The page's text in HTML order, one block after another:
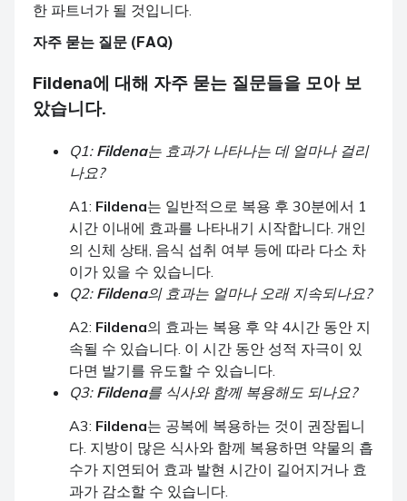
한 파트너가 될 것입니다.
자주 묻는 질문 (FAQ)
Fildena에 대해 자주 묻는 질문들을 모아 보
았습니다.
Q1: Fildena는 효과가 나타나는 데 얼마나 걸리
나요?
A1: Fildena는 일반적으로 복용 후 30분에서 1
시간 이내에 효과를 나타내기 시작합니다. 개인
의 신체 상태, 음식 섭취 여부 등에 따라 다소 차
이가 있을 수 있습니다.
Q2: Fildena의 효과는 얼마나 오래 지속되나요?
A2: Fildena의 효과는 복용 후 약 4시간 동안 지
속될 수 있습니다. 이 시간 동안 성적 자극이 있
다면 발기를 유도할 수 있습니다.
Q3: Fildena를 식사와 함께 복용해도 되나요?
A3: Fildena는 공복에 복용하는 것이 권장됩니
다. 지방이 많은 식사와 함께 복용하면 약물의 흡
수가 지연되어 효과 발현 시간이 길어지거나 효
과가 감소할 수 있습니다.